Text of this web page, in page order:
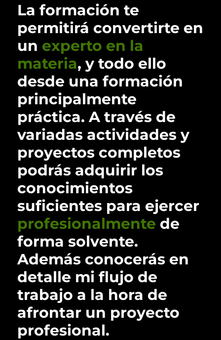
La formación te
permitirá convertirte en
un experto en la
materia, y todo ello
desde una formación
principalmente
práctica. A través de
variadas actividades y
proyectos completos
podrás adquirir los
conocimientos
suficientes para ejercer
profesionalmente de
forma solvente.
Además conocerás en
detalle mi flujo de
trabajo a la hora de
afrontar un proyecto
profesional.